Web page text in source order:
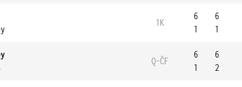
1K
6
1
6
1
Q-ČF
6
1
6
2